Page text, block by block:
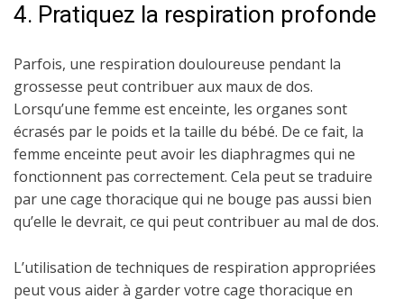
4. Pratiquez la respiration profonde
Parfois, une respiration douloureuse pendant la
grossesse peut contribuer aux maux de dos.
Lorsqu’une femme est enceinte, les organes sont
écrasés par le poids et la taille du bébé. De ce fait, la
femme enceinte peut avoir les diaphragmes qui ne
fonctionnent pas correctement. Cela peut se traduire
par une cage thoracique qui ne bouge pas aussi bien
qu’elle le devrait, ce qui peut contribuer au mal de dos.
L’utilisation de techniques de respiration appropriées
peut vous aider à garder votre cage thoracique en